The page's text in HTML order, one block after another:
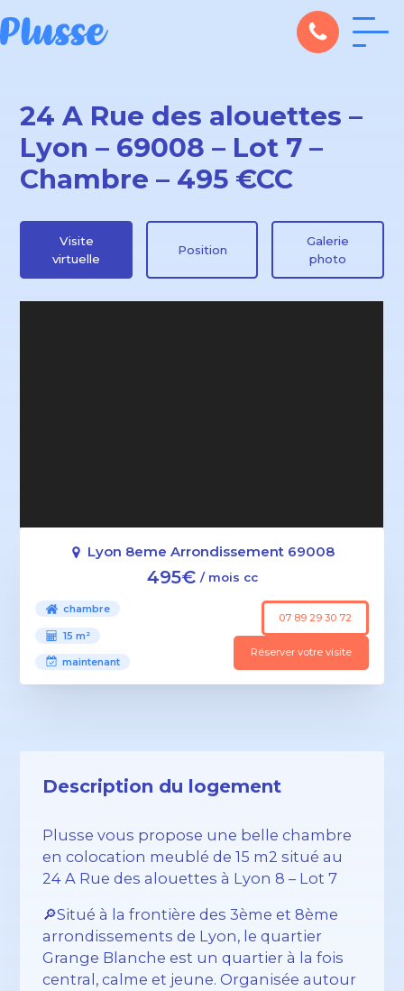
24 A Rue des alouettes –
Lyon – 69008 – Lot 7 –
Chambre – 495 €CC
Visite
virtuelle
Position
Galerie
photo
Lyon 8eme Arrondissement 69008
495€ / mois cc
chambre
15 m²
maintenant
07 89 29 30 72
Réserver votre visite
Description du logement
Plusse vous propose une belle chambre
en colocation meublé de 15 m2 situé au
24 A Rue des alouettes à Lyon 8 – Lot 7
🔎Situé à la frontière des 3ème et 8ème
arrondissements de Lyon, le quartier
Grange Blanche est un quartier à la fois
central, calme et jeune. Organisée autour